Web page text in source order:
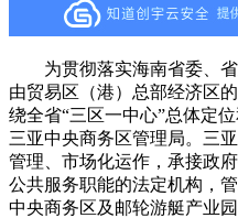
为贯彻落实海南省委、省
由贸易区（港）总部经济区
绕全省“三区一中心”总体定
三亚中央商务区管理局。三
管理、市场化运作，承接政
公共服务职能的法定机构，
中央商务区及邮轮游艇产业